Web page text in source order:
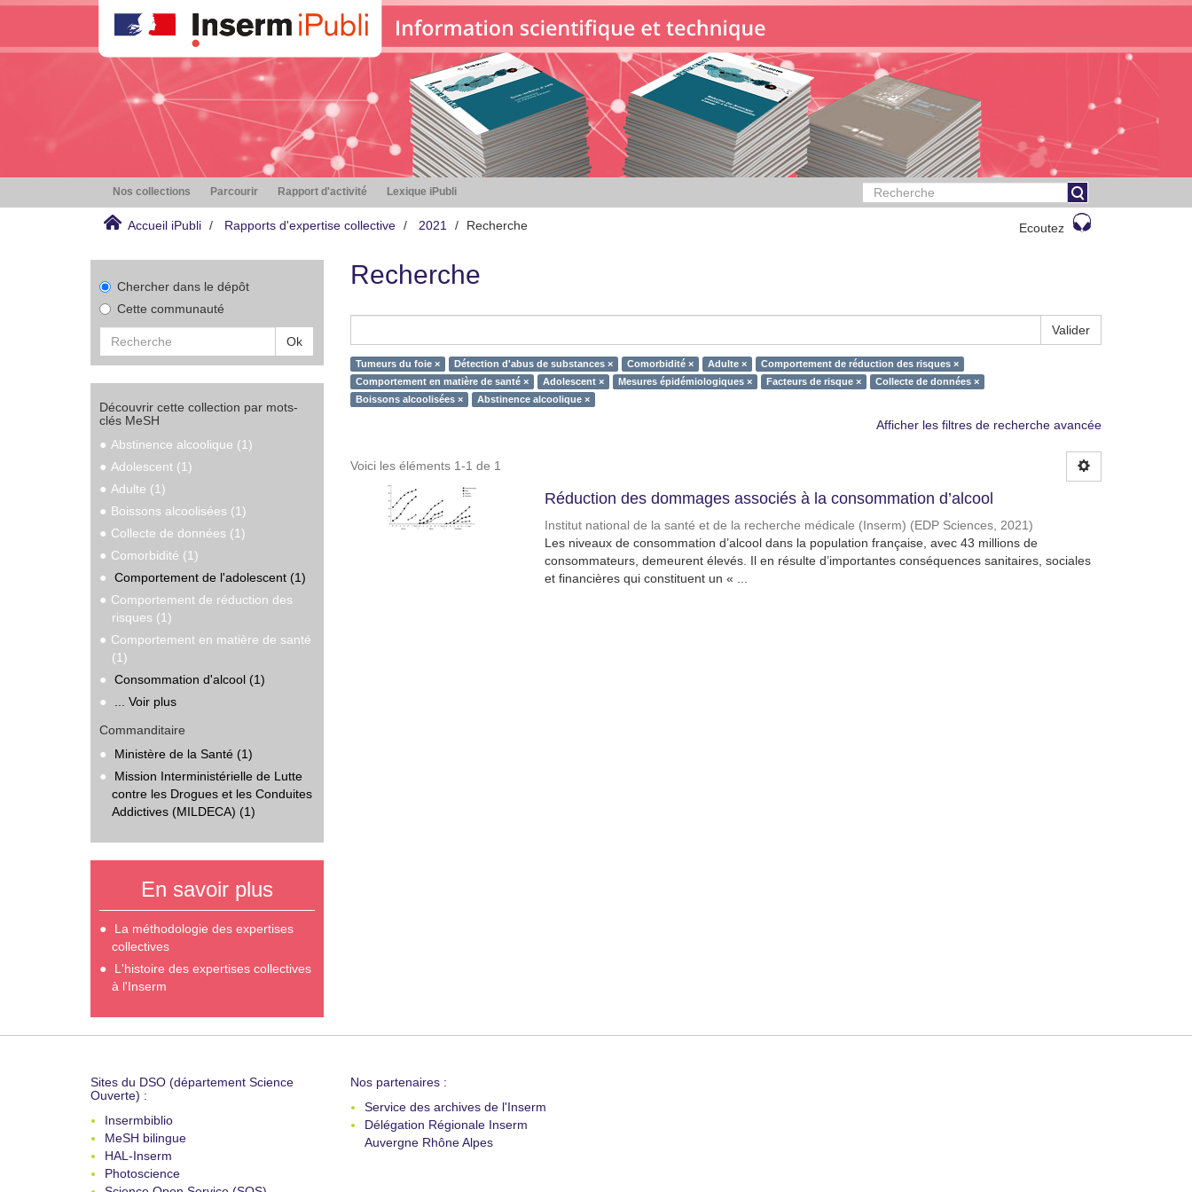
Nos collections Parcourir Rapport d'activité Lexique iPubli
Accueil iPubli Rapports d'expertise collective 2021 Recherche Ecoutez
Chercher dans le dépôt
Cette communauté
Ok
Découvrir cette collection par mots-
clés MeSH
Abstinence alcoolique (1)
Adolescent (1)
Adulte (1)
Boissons alcoolisées (1)
Collecte de données (1)
Comorbidité (1)
Comportement de l'adolescent (1)
Comportement de réduction des
risques (1)
Comportement en matière de santé
(1)
Consommation d'alcool (1)
... Voir plus
Commanditaire
Ministère de la Santé (1)
Mission Interministérielle de Lutte
contre les Drogues et les Conduites
Addictives (MILDECA) (1)
En savoir plus
La méthodologie des expertises
collectives
L'histoire des expertises collectives
à l'Inserm
Recherche
Valider
Tumeurs du foie × Détection d'abus de substances × Comorbidité × Adulte ×
Comportement de réduction des risques ×
Comportement en matière de santé ×
Adolescent × Mesures épidémiologiques × Facteurs de risque ×
Collecte de données ×
Boissons alcoolisées ×
Abstinence alcoolique ×
Afficher les filtres de recherche avancée
Voici les éléments 1-1 de 1
Réduction des dommages associés à la consommation d’alcool
Institut national de la santé et de la recherche médicale (Inserm) (EDP Sciences, 2021)
Les niveaux de consommation d’alcool dans la population française, avec 43 millions de
consommateurs, demeurent élevés. Il en résulte d’importantes conséquences sanitaires, sociales
et financières qui constituent un « ...
Sites du DSO (département Science
Ouverte) :
Insermbiblio
MeSH bilingue
HAL-Inserm
Photoscience
Nos partenaires :
Service des archives de l'Inserm
Délégation Régionale Inserm
Auvergne Rhône Alpes